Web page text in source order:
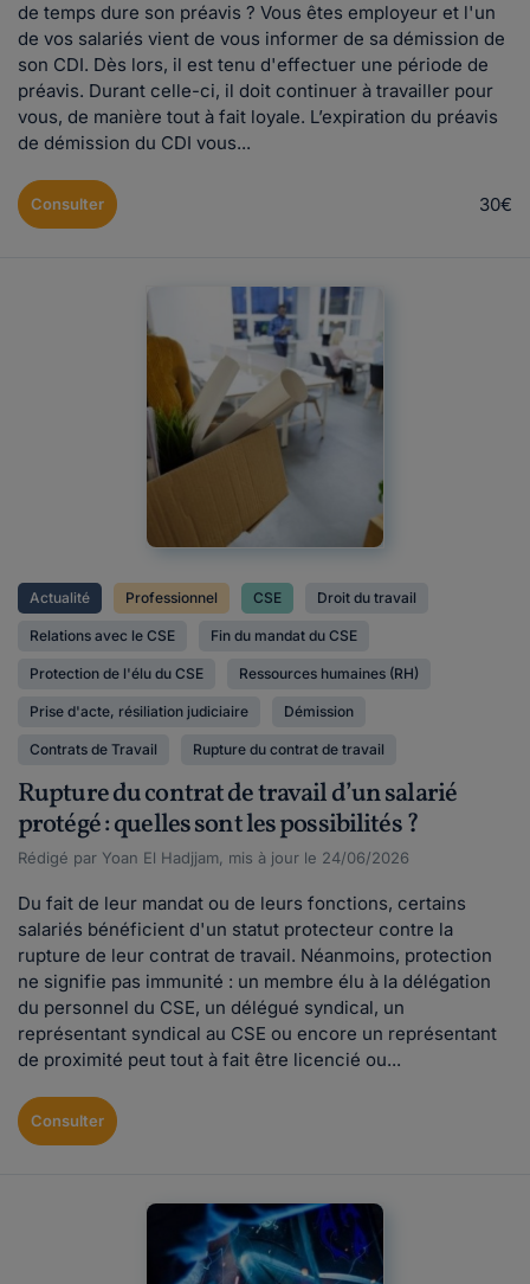
de temps dure son préavis ? Vous êtes employeur et l'un
de vos salariés vient de vous informer de sa démission de
son CDI. Dès lors, il est tenu d'effectuer une période de
préavis. Durant celle-ci, il doit continuer à travailler pour
vous, de manière tout à fait loyale. L’expiration du préavis
de démission du CDI vous...
Consulter 30€
Actualité Professionnel CSE Droit du travail
Relations avec le CSE Fin du mandat du CSE
Protection de l'élu du CSE Ressources humaines (RH)
Prise d'acte, résiliation judiciaire Démission
Contrats de Travail Rupture du contrat de travail
Rupture du contrat de travail d’un salarié
protégé : quelles sont les possibilités ?
Rédigé par Yoan El Hadjjam, mis à jour le 24/06/2026
Du fait de leur mandat ou de leurs fonctions, certains
salariés bénéficient d'un statut protecteur contre la
rupture de leur contrat de travail. Néanmoins, protection
ne signifie pas immunité : un membre élu à la délégation
du personnel du CSE, un délégué syndical, un
représentant syndical au CSE ou encore un représentant
de proximité peut tout à fait être licencié ou...
Consulter